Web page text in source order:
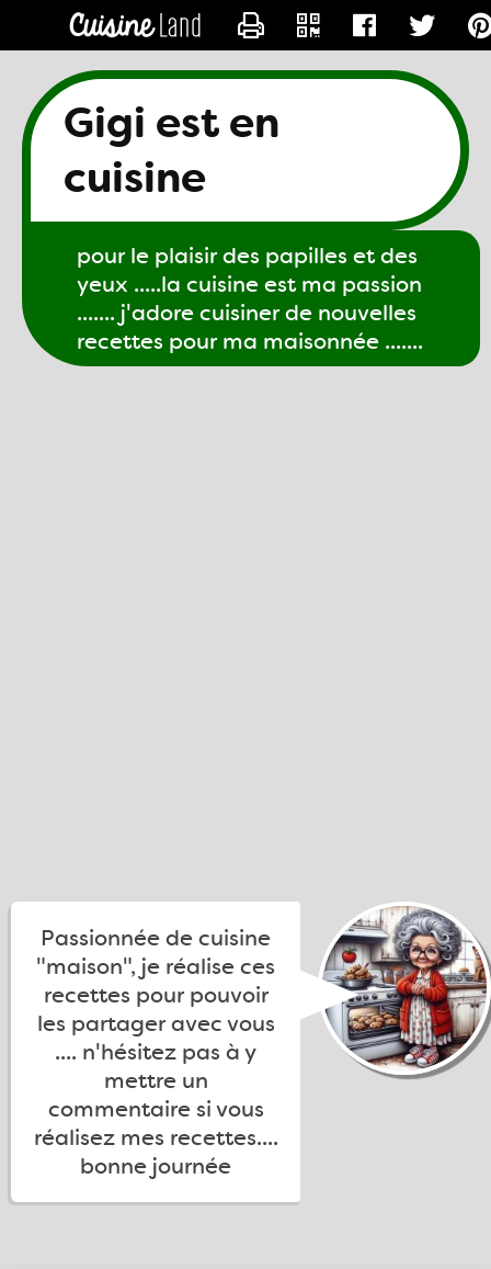
Gigi est en
cuisine
pour le plaisir des papilles et des
yeux .....la cuisine est ma passion
....... j'adore cuisiner de nouvelles
recettes pour ma maisonnée .......
Passionnée de cuisine
"maison", je réalise ces
recettes pour pouvoir
les partager avec vous
.... n'hésitez pas à y
mettre un
commentaire si vous
réalisez mes recettes....
bonne journée
CONTACTER GIGI61